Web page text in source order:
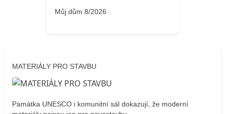
Můj dům 8/2026
MATERIÁLY PRO STAVBU
Památka UNESCO i komunitní sál dokazují, že moderní